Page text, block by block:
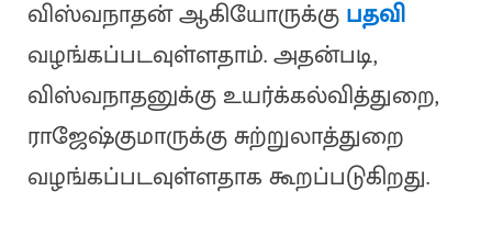
விஸ்வநாதன் ஆகியோருக்குபதவி
வழங்கப்படவுள்ளதாம். அதன்படி,
விஸ்வநாதனுக்கு உயர்க்கல்வித்துறை,
ராஜேஷ்குமாருக்கு சுற்றுலாத்துறை
வழங்கப்படவுள்ளதாக கூறப்படுகிறது.